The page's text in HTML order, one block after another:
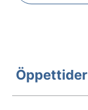
Öppettider